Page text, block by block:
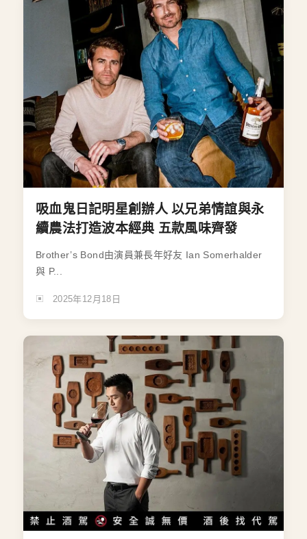
吸血鬼日記明星創辦人 以兄弟情誼與永
續農法打造波本經典 五款風味齊發
Brother’s Bond由演員兼長年好友 Ian Somerhalder
與 P...
2025年12月18日